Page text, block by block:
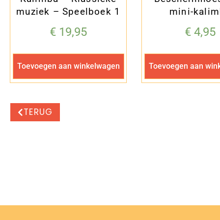
muziek – Speelboek 1
€ 19,95
Toevoegen aan winkelwagen
mini-
€ 4,95
Toevoegen aan
TERUG